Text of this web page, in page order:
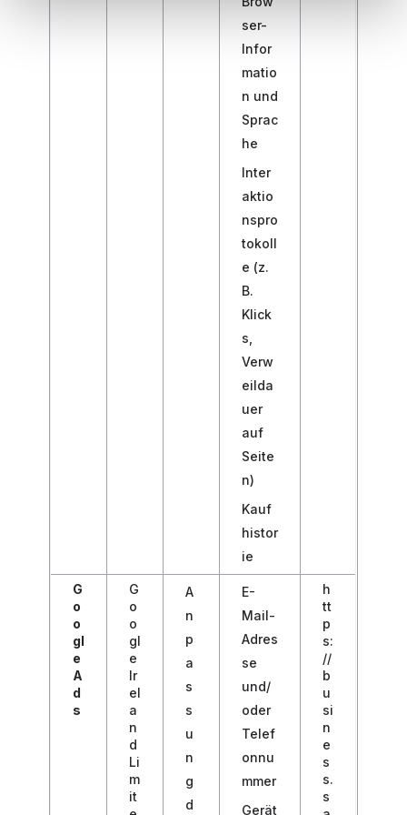
ser-
Infor
matio
n und
Sprac
he
Inter
aktio
nspro
tokoll
e (z.
B.
Klick
s,
Verw
eilda
uer
auf
Seite
n)
Kauf
histor
ie
G
o
o
gl
e
A
d
s
G
o
o
gl
e
Ir
el
a
n
d
Li
m
it
A
n
p
a
s
s
u
n
g
d
E-
Mail-
Adres
se
und/
oder
Telef
onnu
mmer
Gerät
h
tt
p
s:
//
b
u
si
n
e
s
s.
s